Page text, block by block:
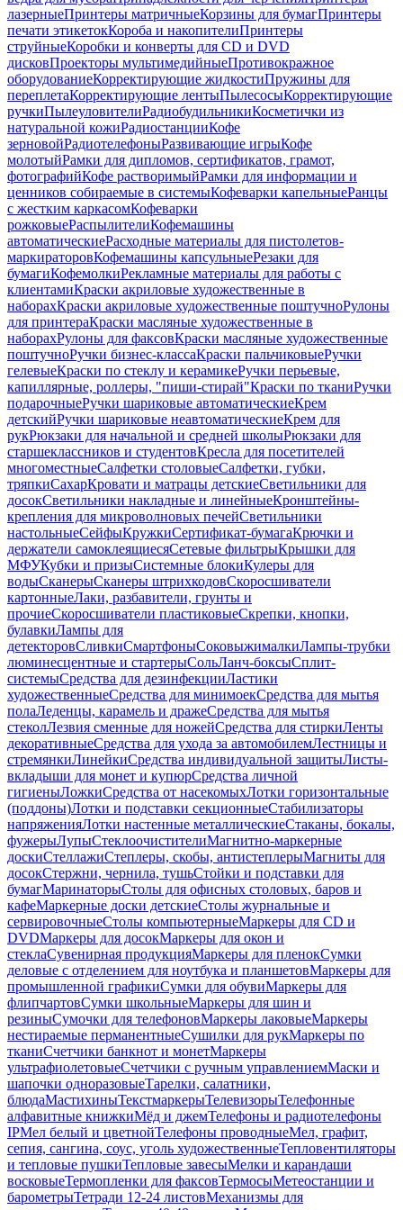
лазерныеПринтеры матричныеКорзины для бумагПринтеры
печати этикетокКороба и накопителиПринтеры
струйныеКоробки и конверты для CD и DVD
дисковПроекторы мультимедийныеПротивокражное
оборудованиеКорректирующие жидкостиПружины для
переплетаКорректирующие лентыПылесосыКорректирующие
ручкиПылеуловителиРадиобудильникиКосметички из
натуральной кожиРадиостанцииКофе
зерновойРадиотелефоныРазвивающие игрыКофе
молотыйРамки для дипломов, сертификатов, грамот,
фотографийКофе растворимыйРамки для информации и
ценников собираемые в системыКофеварки капельныеРанцы
с жестким каркасомКофеварки
рожковыеРаспылителиКофемашины
автоматическиеРасходные материалы для пистолетов-
маркираторовКофемашины капсульныеРезаки для
бумагиКофемолкиРекламные материалы для работы с
клиентамиКраски акриловые художественные в
наборахКраски акриловые художественные поштучноРулоны
для принтераКраски масляные художественные в
наборахРулоны для факсовКраски масляные художественные
поштучноРучки бизнес-классаКраски пальчиковыеРучки
гелевыеКраски по стеклу и керамикеРучки перьевые,
капиллярные, роллеры, "пиши-стирай"Краски по тканиРучки
подарочныеРучки шариковые автоматическиеКрем
детскийРучки шариковые неавтоматическиеКрем для
рукРюкзаки для начальной и средней школыРюкзаки для
старшеклассников и студентовКресла для посетителей
многоместныеСалфетки столовыеСалфетки, губки,
тряпкиСахарКровати и матрацы детскиеСветильники для
досокСветильники накладные и линейныеКронштейны-
крепления для микроволновых печейСветильники
настольныеСейфыКружкиСертификат-бумагаКрючки и
держатели самоклеящиесяСетевые фильтрыКрышки для
МФУКубки и призыСистемные блокиКулеры для
водыСканерыСканеры штрихкодовСкоросшиватели
картонныеЛаки, разбавители, грунты и
прочиеСкоросшиватели пластиковыеСкрепки, кнопки,
булавкиЛампы для
детекторовСливкиСмартфоныСоковыжималкиЛампы-трубки
люминесцентные и стартерыСольЛанч-боксыСплит-
системыСредства для дезинфекцииЛастики
художественныеСредства для минимоекСредства для мытья
полаЛеденцы, карамель и дражеСредства для мытья
стеколЛезвия сменные для ножейСредства для стиркиЛенты
декоративныеСредства для ухода за автомобилемЛестницы и
стремянкиЛинейкиСредства индивидуальной защитыЛисты-
вкладыши для монет и купюрСредства личной
гигиеныЛожкиСредства от насекомыхЛотки горизонтальные
(поддоны)Лотки и подставки секционныеСтабилизаторы
напряженияЛотки настенные металлическиеСтаканы, бокалы,
фужерыЛупыСтеклоочистителиМагнитно-маркерные
доскиСтеллажиСтеплеры, скобы, антистеплерыМагниты для
досокСтержни, чернила, тушьСтойки и подставки для
бумагМаринаторыСтолы для офисных столовых, баров и
кафеМаркерные доски детскиеСтолы журнальные и
сервировочныеСтолы компьютерныеМаркеры для CD и
DVDМаркеры для досокМаркеры для окон и
стеклаСувенирная продукцияМаркеры для пленокСумки
деловые с отделением для ноутбука и планшетовМаркеры для
промышленной графикиСумки для обувиМаркеры для
флипчартовСумки школьныеМаркеры для шин и
резиныСумочки для телефоновМаркеры лаковыеМаркеры
нестираемые перманентныеСушилки для рукМаркеры по
тканиСчетчики банкнот и монетМаркеры
ультрафиолетовыеСчетчики с ручным управлениемМаски и
шапочки одноразовыеТарелки, салатники,
блюдаМастихиныТекстмаркерыТелевизорыТелефонные
алфавитные книжкиМёд и джемТелефоны и радиотелефоны
IPМел белый и цветнойТелефоны проводныеМел, графит,
сепия, сангина, соус, уголь художественныеТепловентиляторы
и тепловые пушкиТепловые завесыМелки и карандаши
восковыеТермопленки для факсовТермосыМетеостанции и
барометрыТетради 12-24 листовМеханизмы для